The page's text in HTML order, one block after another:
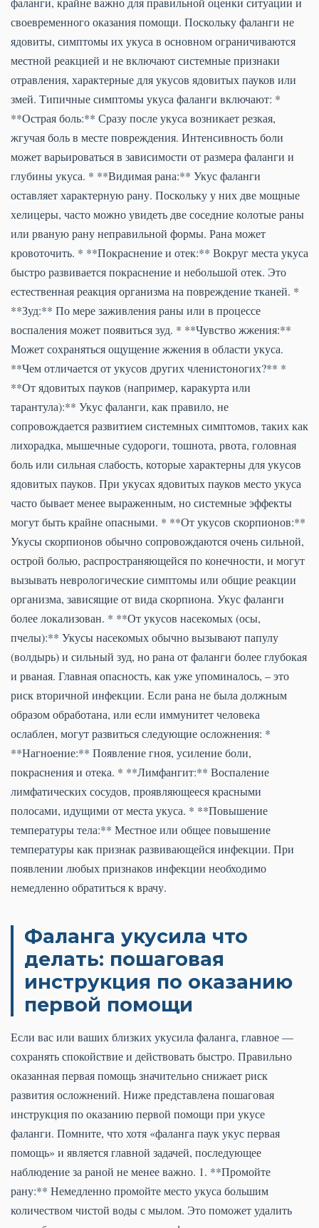
своевременного оказания помощи. Поскольку фаланги не
ядовиты, симптомы их укуса в основном ограничиваются
местной реакцией и не включают системные признаки
отравления, характерные для укусов ядовитых пауков или
змей. Типичные симптомы укуса фаланги включают: *
**Острая боль:** Сразу после укуса возникает резкая,
жгучая боль в месте повреждения. Интенсивность боли
может варьироваться в зависимости от размера фаланги и
глубины укуса. * **Видимая рана:** Укус фаланги
оставляет характерную рану. Поскольку у них две мощные
хелицеры, часто можно увидеть две соседние колотые раны
или рваную рану неправильной формы. Рана может
кровоточить. * **Покраснение и отек:** Вокруг места укуса
быстро развивается покраснение и небольшой отек. Это
естественная реакция организма на повреждение тканей. *
**Зуд:** По мере заживления раны или в процессе
воспаления может появиться зуд. * **Чувство жжения:**
Может сохраняться ощущение жжения в области укуса.
**Чем отличается от укусов других членистоногих?** *
**От ядовитых пауков (например, каракурта или
тарантула):** Укус фаланги, как правило, не
сопровождается развитием системных симптомов, таких как
лихорадка, мышечные судороги, тошнота, рвота, головная
боль или сильная слабость, которые характерны для укусов
ядовитых пауков. При укусах ядовитых пауков место укуса
часто бывает менее выраженным, но системные эффекты
могут быть крайне опасными. * **От укусов скорпионов:**
Укусы скорпионов обычно сопровождаются очень сильной,
острой болью, распространяющейся по конечности, и могут
вызывать неврологические симптомы или общие реакции
организма, зависящие от вида скорпиона. Укус фаланги
более локализован. * **От укусов насекомых (осы,
пчелы):** Укусы насекомых обычно вызывают папулу
(волдырь) и сильный зуд, но рана от фаланги более глубокая
и рваная. Главная опасность, как уже упоминалось, – это
риск вторичной инфекции. Если рана не была должным
образом обработана, или если иммунитет человека
ослаблен, могут развиться следующие осложнения: *
**Нагноение:** Появление гноя, усиление боли,
покраснения и отека. * **Лимфангит:** Воспаление
лимфатических сосудов, проявляющееся красными
полосами, идущими от места укуса. * **Повышение
температуры тела:** Местное или общее повышение
температуры как признак развивающейся инфекции. При
появлении любых признаков инфекции необходимо
немедленно обратиться к врачу.
Фаланга укусила что
делать: пошаговая
инструкция по оказанию
первой помощи
Если вас или ваших близких укусила фаланга, главное —
сохранять спокойствие и действовать быстро. Правильно
оказанная первая помощь значительно снижает риск
развития осложнений. Ниже представлена пошаговая
инструкция по оказанию первой помощи при укусе
фаланги. Помните, что хотя «фаланга паук укус первая
помощь» и является главной задачей, последующее
наблюдение за раной не менее важно. 1. **Промойте
рану:** Немедленно промойте место укуса большим
количеством чистой воды с мылом. Это поможет удалить